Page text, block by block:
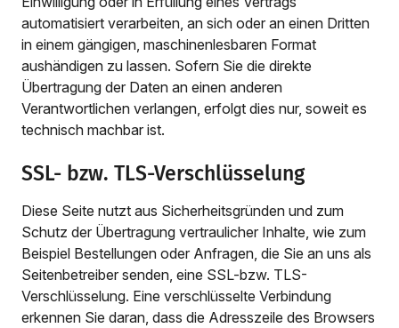
automatisiert verarbeiten, an sich oder an einen Dritten
in einem gängigen, maschinenlesbaren Format
aushändigen zu lassen. Sofern Sie die direkte
Übertragung der Daten an einen anderen
Verantwortlichen verlangen, erfolgt dies nur, soweit es
technisch machbar ist.
SSL- bzw. TLS-Verschlüsselung
Diese Seite nutzt aus Sicherheitsgründen und zum
Schutz der Übertragung vertraulicher Inhalte, wie zum
Beispiel Bestellungen oder Anfragen, die Sie an uns als
Seitenbetreiber senden, eine SSL-bzw. TLS-
Verschlüsselung. Eine verschlüsselte Verbindung
erkennen Sie daran, dass die Adresszeile des Browsers